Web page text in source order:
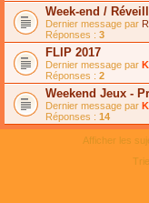
Week-end /
Dernier message par
Réponses : 3
FLIP 2017
Dernier message par
Réponses : 2
Weekend Jeux -
Dernier message par
Réponses : 14
Afficher les